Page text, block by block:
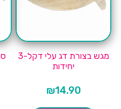
מגש בצורת דג עלי דקל-3
יחידות
₪14.90